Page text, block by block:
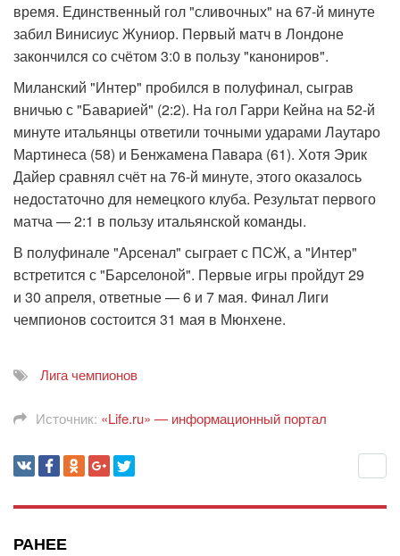
время. Единственный гол "сливочных" на 67-й минуте
забил Винисиус Жуниор. Первый матч в Лондоне
закончился со счётом 3:0 в пользу "канониров".
Миланский "Интер" пробился в полуфинал, сыграв
вничью с "Баварией" (2:2). На гол Гарри Кейна на 52-й
минуте итальянцы ответили точными ударами Лаутаро
Мартинеса (58) и Бенжамена Павара (61). Хотя Эрик
Дайер сравнял счёт на 76-й минуте, этого оказалось
недостаточно для немецкого клуба. Результат первого
матча — 2:1 в пользу итальянской команды.
В полуфинале "Арсенал" сыграет с ПСЖ, а "Интер"
встретится с "Барселоной". Первые игры пройдут 29
и 30 апреля, ответные — 6 и 7 мая. Финал Лиги
чемпионов состоится 31 мая в Мюнхене.
Лига чемпионов
Источник: «Life.ru» — информационный портал
РАНЕЕ